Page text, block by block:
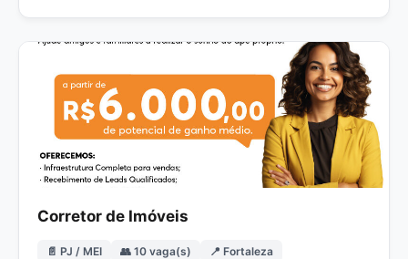
Corretor de Imóveis
📄 PJ / MEI 👥 10 vaga(s) 📍 Fortaleza